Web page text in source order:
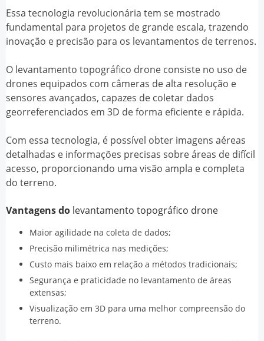
Essa tecnologia revolucionária tem se mostrado
fundamental para projetos de grande escala, trazendo
inovação e precisão para os levantamentos de terrenos.
O levantamento topográfico drone consiste no uso de
drones equipados com câmeras de alta resolução e
sensores avançados, capazes de coletar dados
georreferenciados em 3D de forma eficiente e rápida.
Com essa tecnologia, é possível obter imagens aéreas
detalhadas e informações precisas sobre áreas de difícil
acesso, proporcionando uma visão ampla e completa
do terreno.
Vantagens do levantamento topográfico drone
Maior agilidade na coleta de dados;
Precisão milimétrica nas medições;
Custo mais baixo em relação a métodos tradicionais;
Segurança e praticidade no levantamento de áreas
extensas;
Visualização em 3D para uma melhor compreensão do
terreno.